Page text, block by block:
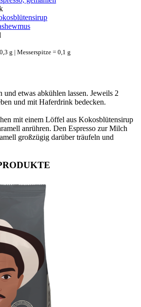
g | Messerspitze = 0,1 g
und etwas abkühlen lassen. Jeweils 2
und mit Haferdrink bedecken.
mit einem Löffel aus Kokosblütensirup
anrühren. Den Espresso zur Milch
großzügig darüber träufeln und